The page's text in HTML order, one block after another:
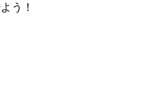
う！